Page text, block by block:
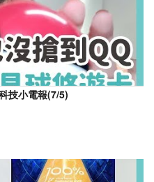
技小電報(7/5)